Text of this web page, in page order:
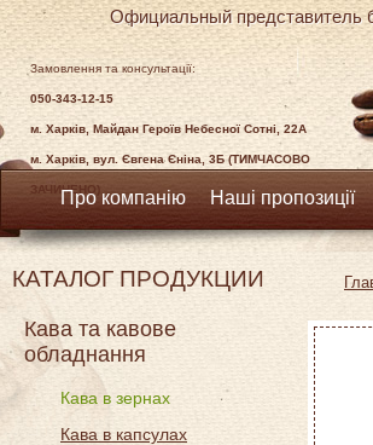
Официальный представитель
Замовлення та консультації:
050-343-12-15
м. Харків, Майдан Героїв Небесної Сотні, 22А
м. Харків, вул. Євгена Єніна, 3Б (ТИМЧАСОВО
ЗАЧИНЕНО)
Про компанію Наші пропозиції
КАТАЛОГ ПРОДУКЦИИ
Кава та кавове
обладнання
Кава в зернах
Кава в капсулах